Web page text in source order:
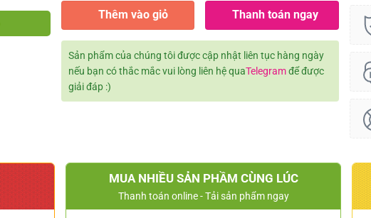
Thêm vào giỏ Thanh toán ngay
Sản phẩm của chúng tôi được cập nhật liên tục hàng ngày
nếu bạn có thắc mắc vui lòng liên hệ quaTelegramđể được
giải đáp :)
MUA NHIỀU SẢN PHẦM CÙNG LÚC
Thanh toán online - Tải sản phẩm ngay